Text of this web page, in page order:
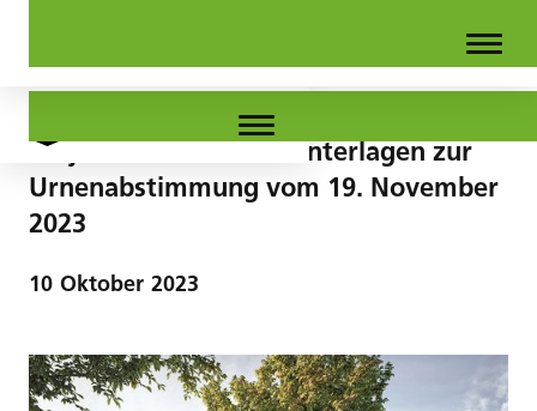
Projekt Stöcklimatt - Unterlagen zur
Urnenabstimmung vom 19. November
2023
10 Oktober 2023